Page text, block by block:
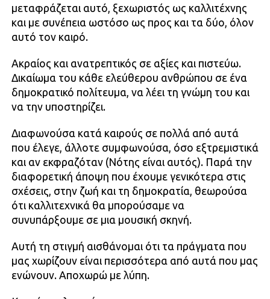
μεταφράζεται αυτό, ξεχωριστός ως καλλιτέχνης
και με συνέπεια ωστόσο ως προς και τα δύο, όλον
αυτό τον καιρό.
Ακραίος και ανατρεπτικός σε αξίες και πιστεύω.
Δικαίωμα του κάθε ελεύθερου ανθρώπου σε ένα
δημοκρατικό πολίτευμα, να λέει τη γνώμη του και
να την υποστηρίζει.
Διαφωνούσα κατά καιρούς σε πολλά από αυτά
που έλεγε, άλλοτε συμφωνούσα, όσο εξτρεμιστικά
και αν εκφραζόταν (Νότης είναι αυτός). Παρά την
διαφορετική άποψη που έχουμε γενικότερα στις
σχέσεις, στην ζωή και τη δημοκρατία, θεωρούσα
ότι καλλιτεχνικά θα μπορούσαμε να
συνυπάρξουμε σε μια μουσική σκηνή.
Αυτή τη στιγμή αισθάνομαι ότι τα πράγματα που
μας χωρίζουν είναι περισσότερα από αυτά που μας
ενώνουν. Αποχωρώ με λύπη.